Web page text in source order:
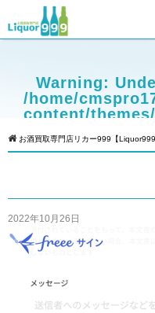
Warning:
/home/
content/
お酒買取専門店リカー999【Liquor999
2022年10月26日